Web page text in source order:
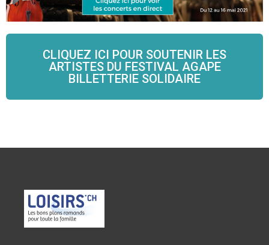
CLIQUEZ ICI POUR SOUTENIR LES
ARTISTES DU FESTIVAL AGAPE
BILLETTERIE SOLIDAIRE